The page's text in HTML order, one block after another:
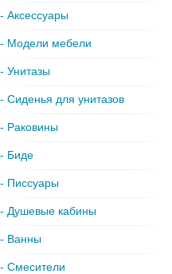
- Аксессуары
- Модели мебели
- Унитазы
- Сиденья для унитазов
- Раковины
- Биде
- Писсуары
- Душевые кабины
- Ванны
- Смесители